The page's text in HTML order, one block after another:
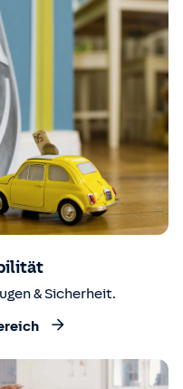
& Sicherheit.